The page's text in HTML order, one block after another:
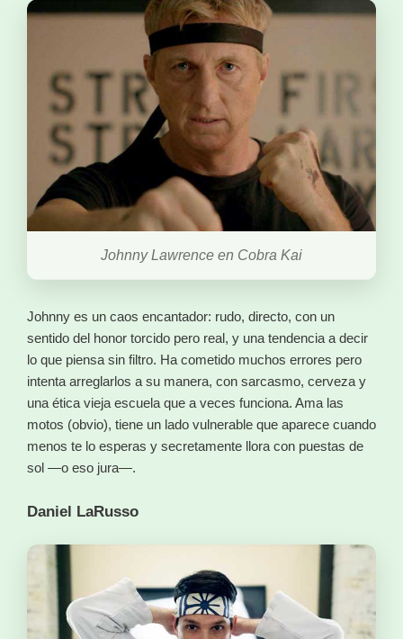
Johnny Lawrence en Cobra Kai
Johnny es un caos encantador: rudo, directo, con un
sentido del honor torcido pero real, y una tendencia a decir
lo que piensa sin filtro. Ha cometido muchos errores pero
intenta arreglarlos a su manera, con sarcasmo, cerveza y
una ética vieja escuela que a veces funciona. Ama las
motos (obvio), tiene un lado vulnerable que aparece cuando
menos te lo esperas y secretamente llora con puestas de
sol —o eso jura—.
Daniel LaRusso